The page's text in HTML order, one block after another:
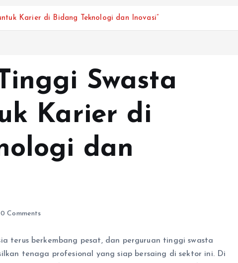
Karier di Bidang Teknologi dan Inovasi”
Swasta
Karier di
dan
Comments
terus berkembang pesat, dan perguruan tinggi swasta
tenaga profesional yang siap bersaing di sektor ini. Di